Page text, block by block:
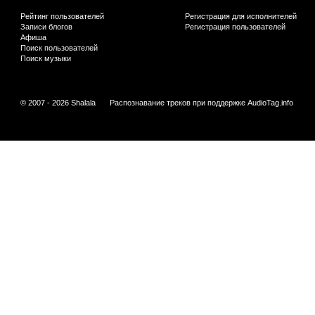
Рейтинг пользователей
Записи блогов
Афиша
Поиск пользователей
Поиск музыки
Регистрация для исполнителей
Регистрация пользователей
© 2007 - 2026 Shalala Распознавание треков при поддержке AudioTag.info